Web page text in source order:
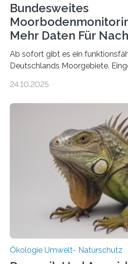
Bundesweites
Mehr Daten Für
Ab sofort gibt es ein
Deutschlands Moorgebiete.
vergangenen fünf Jahren von
heutigen Donnerstag übergeben
Aufbauphase an den
Bundesministerium für
Heimat. Braunschweig/
Ein Netz aus 155 Messstationen
über Deutschlands
in den vergangenen fünf Jahren
Wissenschaftlerinnen und
Thünen-Instituts für
24.10.2025
Ökologie Umwelt- Naturschutz